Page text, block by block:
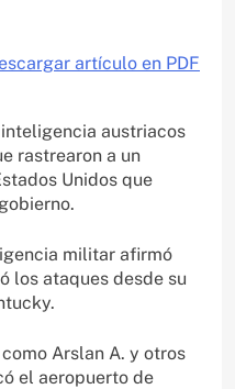
artículo en PDF
austriacos
rastrearon a un
Unidos que
militar afirmó
los ataques desde su
Arslan A. y otros
el aeropuerto de